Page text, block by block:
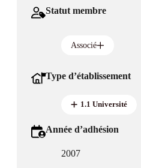
Statut membre
Associé
Type d’établissement
1.1 Université
Année d’adhésion
2007